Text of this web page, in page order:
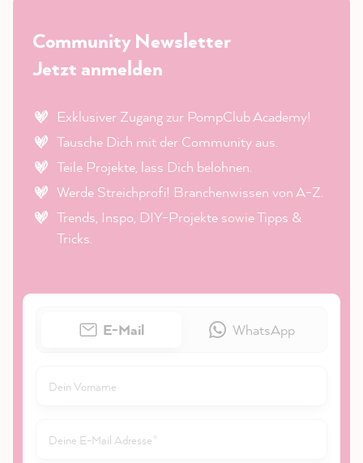
Community Newsletter
Jetzt anmelden
Exklusiver Zugang zur PompClub Academy!
Tausche Dich mit der Community aus.
Teile Projekte, lass Dich belohnen.
Werde Streichprofi! Branchenwissen von A-Z.
Trends, Inspo, DIY-Projekte sowie Tipps &
Tricks.
E-Mail WhatsApp